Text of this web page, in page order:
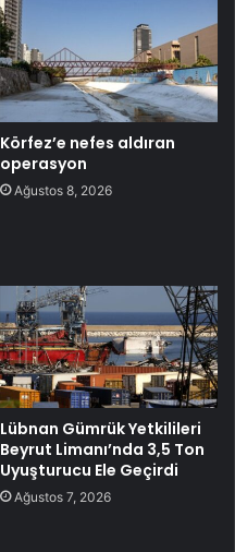
Körfez’e nefes aldıran
operasyon
Ağustos 8, 2026
Lübnan Gümrük Yetkilileri
Beyrut Limanı’nda 3,5 Ton
Uyuşturucu Ele Geçirdi
Ağustos 7, 2026